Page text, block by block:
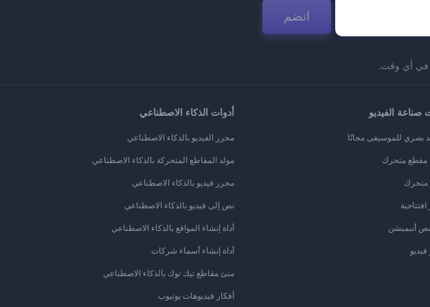
انضم
في أي وقت.
صناعة الفيديو
بصري للموسيقى مجانًا
مقطع متحرك
متحرك
أنيميشن
أدوات الذكاء الاصطناعي
محرر الفيديو بالذكاء الاصطناعي
مولد المقاطع المتحركة بالذكاء الاصطناعي
محرر فيديو بالذكاء الاصطناعي
نص إلى فيديو بالذكاء الاصطناعي
أداة إنشاء المواقع بالذكاء الاصطناعي
أداة إنشاء أسماء شركات
منئ مقاطع تيك توك بالذكاء الاصطناعي
أفكار فيديوهات يوتيوب